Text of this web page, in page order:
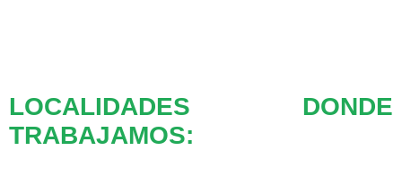
LOCALIDADES DONDE
TRABAJAMOS: